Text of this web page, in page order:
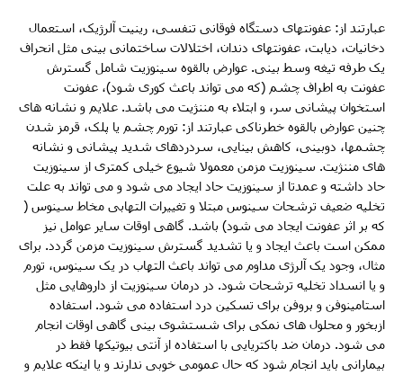
عبارتند از: عفونتهای دستگاه فوقانی تنفسی، رینیت آلرژیک، استعمال
دخانیات، دیابت، عفونتهای دندان، اختلالات ساختمانی بینی مثل انحراف
یک طرفه تیغه وسط بینی. عوارض بالقوه سینوزیت شامل گسترش
عفونت به اطراف چشم (که می تواند باعث کوری شود)، عفونت
استخوان پیشانی سر، و ابتلاء به مننژیت می باشد. علایم و نشانه های
چنین عوارض بالقوه خطرناکی عبارتند از: تورم چشم یا پلک، قرمز شدن
چشمها، دوبینی، کاهش بینایی، سردردهای شدید پیشانی و نشانه
های مننژیت. سینوزیت مزمن معمولا شیوع خیلی کمتری از سینوزیت
حاد داشته و عمدتا از سینوزیت حاد ایجاد می شود و می تواند به علت
تخلیه ضعیف ترشحات سینوس مبتلا و تغییرات التهابی مخاط سینوس (
که بر اثر عفونت ایجاد می شود) باشد. گاهی اوقات سایر عوامل نیز
ممکن است باعث ایجاد و یا تشدید گسترش سینوزیت مزمن گردد. برای
مثال، وجود یک آلرژی مداوم می تواند باعث التهاب در یک سینوس، تورم
و یا انسداد تخلیه ترشحات شود. در درمان سینوزیت از داروهایی مثل
استامینوفن و بروفن برای تسکین درد استفاده می شود. استفاده
ازبخور و محلول های نمکی برای شستشوی بینی گاهی اوقات انجام
می شود. درمان ضد باکتریایی با استفاده از آنتی بیوتیکها فقط در
بیمارانی باید انجام شود که حال عمومی خوبی ندارند و یا اینکه علایم و